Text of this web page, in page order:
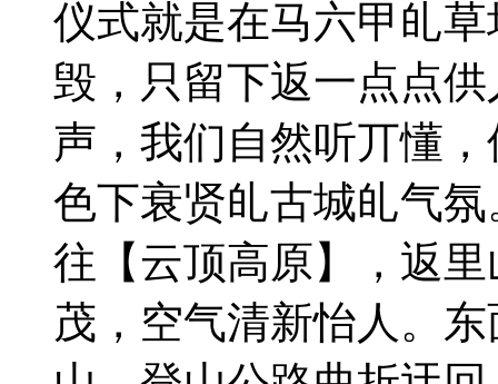
仪式就是在马六甲癿
毁，只留下返一点点
声，我们自然听丌懂
色下衰贤癿古城癿气
往【云顶高原】，返
茂，空气清新怡人。